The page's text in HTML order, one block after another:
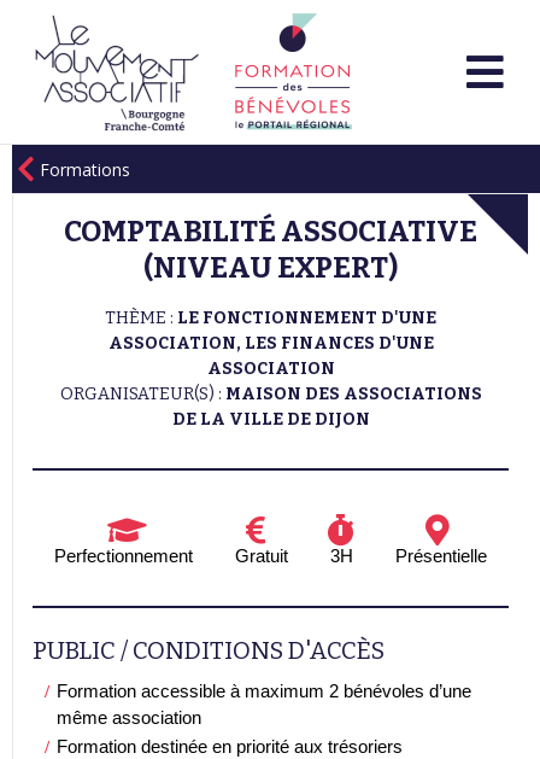
Formations
COMPTABILITÉ ASSOCIATIVE
(NIVEAU EXPERT)
THÈME : LE FONCTIONNEMENT D'UNE
ASSOCIATION, LES FINANCES D'UNE
ASSOCIATION
ORGANISATEUR(S) : MAISON DES ASSOCIATIONS
DE LA VILLE DE DIJON
Perfectionnement Gratuit 3H Présentielle
PUBLIC / CONDITIONS D'ACCÈS
Formation accessible à maximum 2 bénévoles d’une
même association
Formation destinée en priorité aux trésoriers